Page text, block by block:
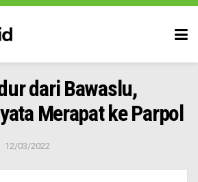
dari Bawaslu,
Merapat ke Parpol
12/03/2022